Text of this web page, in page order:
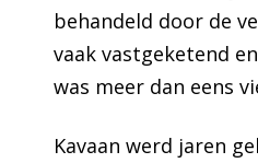
behandeld door de
vaak vastgeketend
was meer dan eens
Kavaan werd jaren